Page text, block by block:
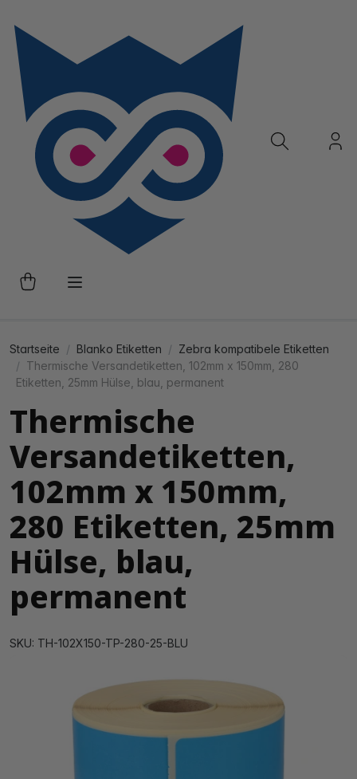
Startseite Blanko Etiketten
Zebra kompatibele Etiketten
Thermische Versandetiketten, 102mm x 150mm, 280
Etiketten, 25mm Hülse, blau, permanent
Thermische
Versandetiketten,
102mm x 150mm,
280 Etiketten, 25mm
Hülse, blau,
permanent
SKU: TH-102X150-TP-280-25-BLU